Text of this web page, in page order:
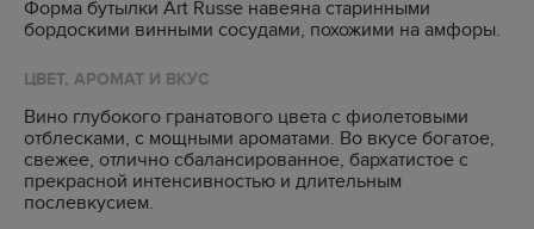
Форма бутылки Art Russe навеяна старинными
бордоскими винными сосудами, похожими на амфоры.
ЦВЕТ, АРОМАТ И ВКУС
Вино глубокого гранатового цвета с фиолетовыми
отблесками, с мощными ароматами. Во вкусе богатое,
свежее, отлично сбалансированное, бархатистое с
прекрасной интенсивностью и длительным
послевкусием.